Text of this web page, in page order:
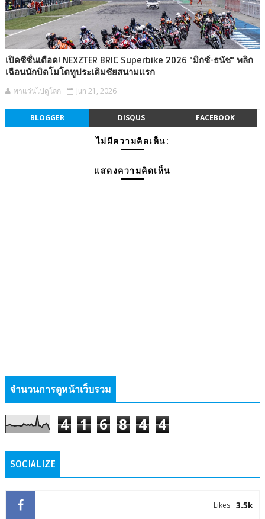
เปิดซีซั่นเดือด! NEXZTER BRIC Superbike 2026 "มิกซ์-ธนัช" พลิก
เฉือนนักบิดโมโตทูประเดิมชัยสนามแรก
พาแว่นไปดูโลก Jun 21, 2026
BLOGGER DISQUS FACEBOOK
ไม่มีความคิดเห็น:
แสดงความคิดเห็น
จำนวนการดูหน้าเว็บรวม
4 1 6 8 4 4
SOCIALIZE
3.5k
Likes